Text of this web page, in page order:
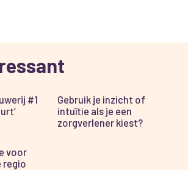
#1
Gebruik je inzicht of
intuïtie als je een
zorgverlener kiest?
voor
regio